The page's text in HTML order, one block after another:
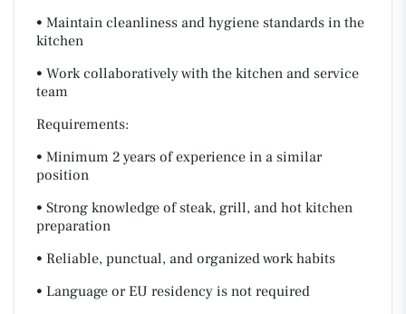
• Maintain cleanliness and hygiene standards in the
kitchen
• Work collaboratively with the kitchen and service
team
Requirements:
• Minimum 2 years of experience in a similar
position
• Strong knowledge of steak, grill, and hot kitchen
preparation
• Reliable, punctual, and organized work habits
• Language or EU residency is not required